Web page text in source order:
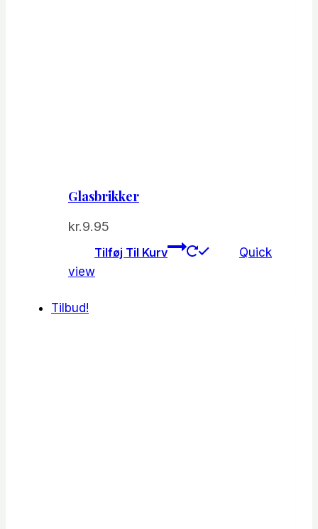
Glasbrikker
kr.9.95
Tilføj Til Kurv
Quick
view
Tilbud!